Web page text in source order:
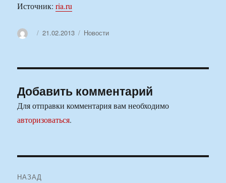
Источник:ria.ru
АвторОпубликовано
21.02.2013 Рубрики
Новости
Добавить комментарий
Для отправки комментария вам необходимо
авторизоваться.
НАЗАД